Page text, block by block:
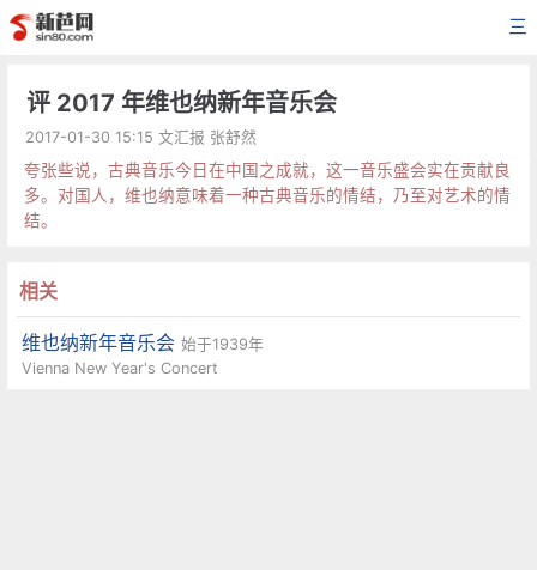
三
评 2017 年维也纳新年音乐会
2017-01-30 15:15 文汇报 张舒然
夸张些说，古典音乐今日在中国之成就，这一音乐盛会实在贡献良
多。对国人，维也纳意味着一种古典音乐的情结，乃至对艺术的情
结。
相关
维也纳新年音乐会始于1939年
Vienna New Year's Concert